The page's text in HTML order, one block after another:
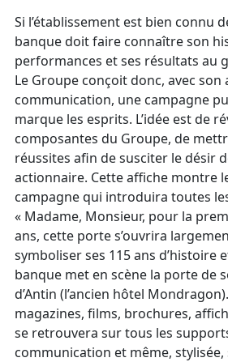
Si l’établissement est bien connu
banque doit faire connaître son
performances et ses résultats au
Le Groupe conçoit donc, avec son
communication, une campagne
marque les esprits. L’idée est de
composantes du Groupe, de
réussites afin de susciter le désir
actionnaire. Cette affiche montre
campagne qui introduira toutes
« Madame, Monsieur, pour la
ans, cette porte s’ouvrira
symboliser ses 115 ans d’histoire
banque met en scène la porte de
d’Antin (l’ancien hôtel
magazines, films, brochures,
se retrouvera sur tous les
communication et même,